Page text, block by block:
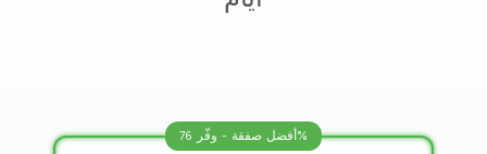
أفضل صفقة - وفّر 76%